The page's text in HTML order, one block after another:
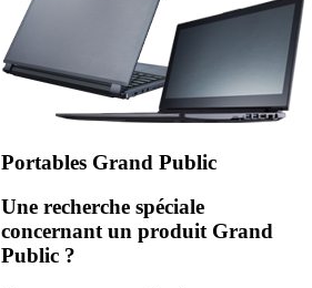
Portables Grand Public
Une recherche spéciale
concernant un produit Grand
Public ?